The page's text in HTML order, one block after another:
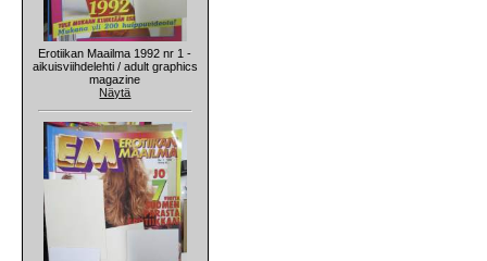
Erotiikan Maailma 1992 nr 1 -
aikuisviihdelehti / adult graphics
magazine
Näytä